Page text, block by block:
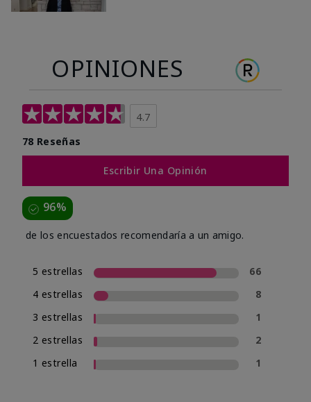
OPINIONES
4.7
78 Reseñas
Escribir Una Opinión
96%
de los encuestados recomendaría a un amigo.
5 estrellas
66
4 estrellas
8
3 estrellas
1
2 estrellas
2
1 estrella
1